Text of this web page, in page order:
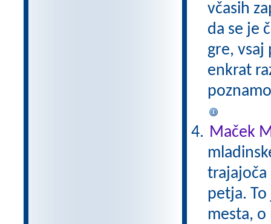
včasih
da se je
gre, vsaj
enkrat
Maček
trajajoča
petja.
mesta,